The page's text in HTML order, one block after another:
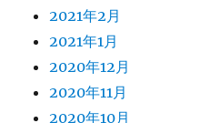
2021年2月
2021年1月
2020年12月
2020年11月
2020年10月